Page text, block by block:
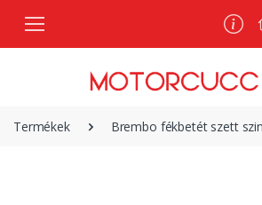
Termékek Brembo fékbetét szett